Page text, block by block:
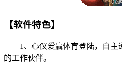
【软件特色】
1、心仪爱赢体育登陆，自主
的工作伙伴。